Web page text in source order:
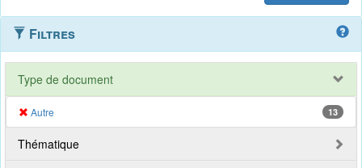
Filtres
Type de document
Autre 13
Thématique